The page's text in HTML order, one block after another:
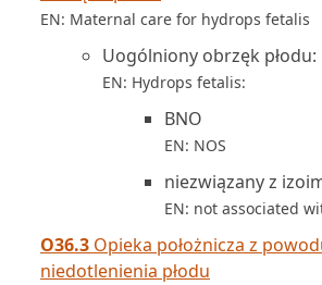
EN: Maternal care for hydrops fetalis
Uogólniony obrzęk płodu:
EN: Hydrops fetalis:
BNO
EN: NOS
niezwiązany z
EN: not associated
O36.3 Opieka położnicza z
niedotlenienia płodu